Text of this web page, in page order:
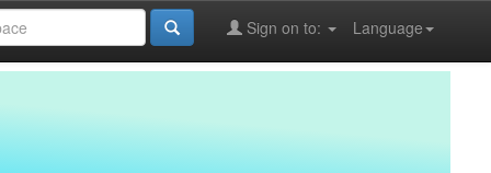
Language
Sign on to: